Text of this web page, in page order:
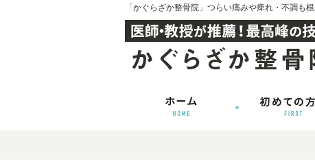
「かぐらざか整骨院」つらい痛みや痺れ・不調も